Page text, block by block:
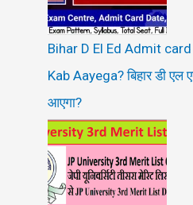
Bihar D El Ed Admit
Kab Aayega? बिहार डी एल
आएगा?